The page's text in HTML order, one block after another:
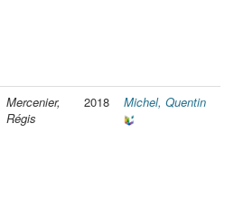
Mercenier,
Régis
2018 Michel, Quentin